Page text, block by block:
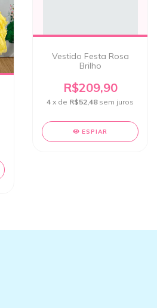
Vestido Festa Rosa
Brilho
R$209,90
4 x de R$52,48 sem juros
ESPIAR